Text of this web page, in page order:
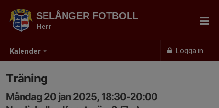
Kalender Logga in
SELÅNGER FOTBOLL
Herr
Träning
Måndag 20 jan 2025, 18:30-20:00